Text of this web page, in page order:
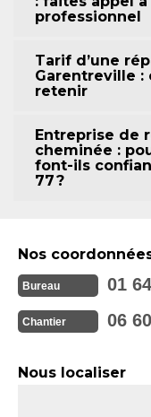
professionnel
Tarif d’une
Garentreville :
retenir
Entreprise de
cheminée :
font-ils
77 ?
Nos
Bureau 01
Chantier 06
Nous localiser